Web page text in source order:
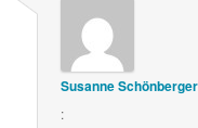
Susanne Schönberger
: